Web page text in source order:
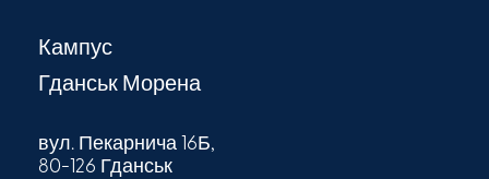
Кампус
Гданськ Морена
вул. Пекарнича 16Б,
80-126 Гданськ